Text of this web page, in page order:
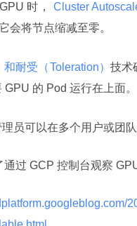
时， Cluster
会将节点缩减至零。
耐受（Toleration） 技术
的 Pod 运行在上面。
员可以在多个用户或团
过 GCP 控制台观察